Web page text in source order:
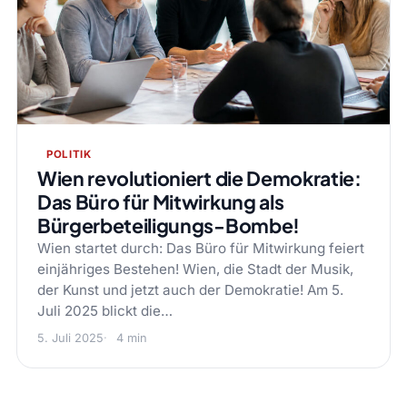
POLITIK
Wien revolutioniert die Demokratie:
Das Büro für Mitwirkung als
Bürgerbeteiligungs-Bombe!
Wien startet durch: Das Büro für Mitwirkung feiert
einjähriges Bestehen! Wien, die Stadt der Musik,
der Kunst und jetzt auch der Demokratie! Am 5.
Juli 2025 blickt die…
5. Juli 2025 4 min